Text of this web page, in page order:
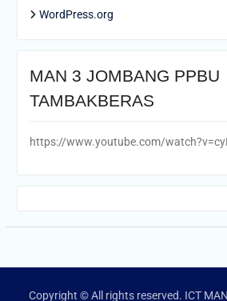
WordPress.org
MAN 3 JOMBANG PPBU
TAMBAKBERAS
https://www.youtube.com/
Copyright © All rights reserved. ICT